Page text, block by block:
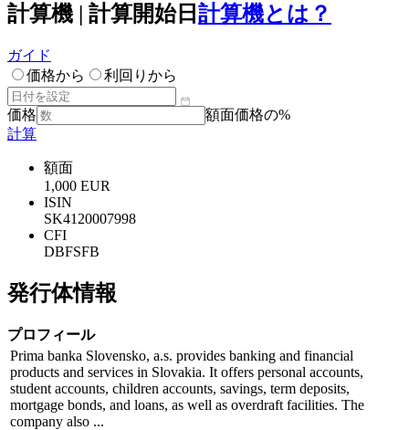
計算機 | 計算開始日 計算機とは？
ガイド
価格から
利回りから
価格
額面価格の%
計算
額面
1,000 EUR
ISIN
SK4120007998
CFI
DBFSFB
発行体情報
プロフィール
Prima banka Slovensko, a.s. provides banking and financial
products and services in Slovakia. It offers personal accounts,
student accounts, children accounts, savings, term deposits,
mortgage bonds, and loans, as well as overdraft facilities. The
company also ...